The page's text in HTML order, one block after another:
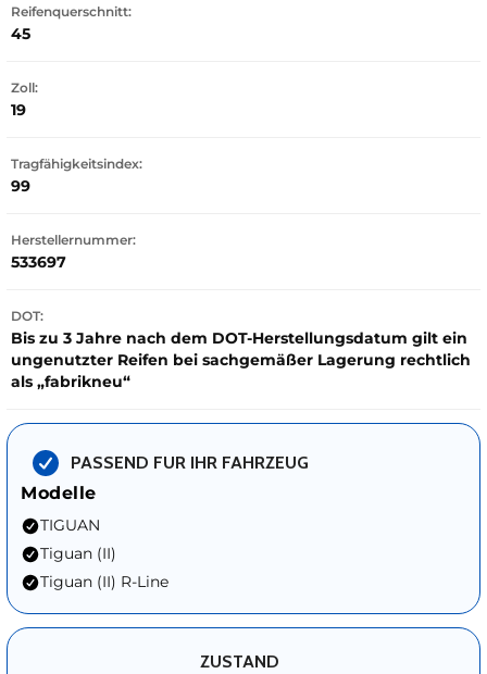
Reifenquerschnitt:
45
Zoll:
19
Tragfähigkeitsindex:
99
Herstellernummer:
533697
DOT:
Bis zu 3 Jahre nach dem DOT-Herstellungsdatum gilt ein
ungenutzter Reifen bei sachgemäßer Lagerung rechtlich
als „fabrikneu“
PASSEND FUR IHR FAHRZEUG
Modelle
TIGUAN
Tiguan (II)
Tiguan (II) R-Line
ZUSTAND